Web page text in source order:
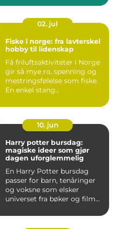
02. jul
Fiske i norge: fra lavterskel
hobby til lidenskap
Få friluftsaktiviteter i Norge
gir så mye ro, spenning og
mestringsfølelse som fiske.
En enkel stang...
10. jun
Harry potter bursdag:
magiske ideer som gjør
dagen uforglemmelig
En Harry Potter bursdag
passer for barn, tenåringer
og voksne som elsker
universet fra bøker og film...